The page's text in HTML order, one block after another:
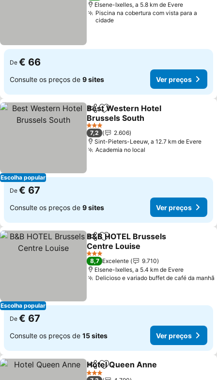
Elsene-Ixelles, a 5.8 km de Evere
Piscina na cobertura com vista para a
cidade
De € 66
Consulte os preços de 9 sites Ver preços
Escolha popular
PartilharAdicionar aos favoritos
Best Western Hotel
Brussels South
3 Estrelas
7,2
2.606
Sint-Pieters-Leeuw, a 12.7 km de Evere
Academia no local
De € 67
Consulte os preços de 9 sites Ver preços
Escolha popular
PartilharAdicionar aos favoritos
B&B HOTEL Brussels
Centre Louise
3 Estrelas
8,7 Excelente
9.710
Elsene-Ixelles, a 5.4 km de Evere
Delicioso e variado buffet de café da manhã
De € 67
Consulte os preços de 15 sites Ver preços
PartilharAdicionar aos favoritos
Hotel Queen Anne
3 Estrelas